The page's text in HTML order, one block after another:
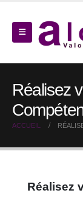
Réalisez
ACCUEIL
Réalisez